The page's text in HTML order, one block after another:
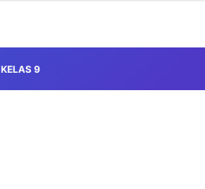
KELAS 9